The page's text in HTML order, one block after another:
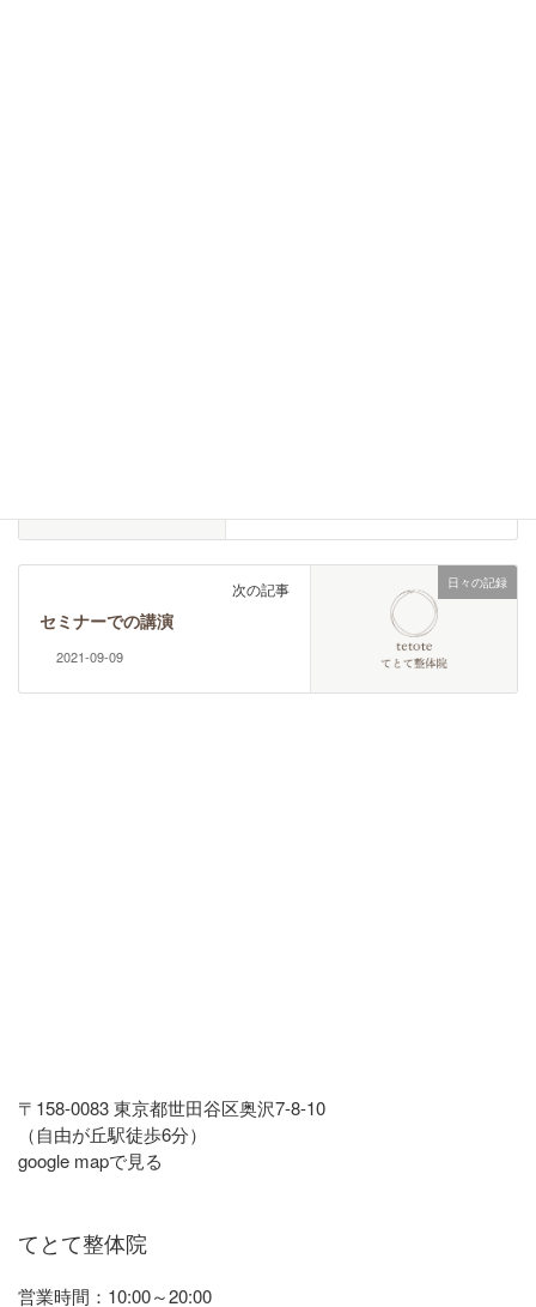
日々の記録
次の記事
セミナーでの講演
2021-09-09
〒158-0083 東京都世田谷区奥沢7-8-10
（自由が丘駅徒歩6分）
google mapで見る
てとて整体院
営業時間：10:00～20:00